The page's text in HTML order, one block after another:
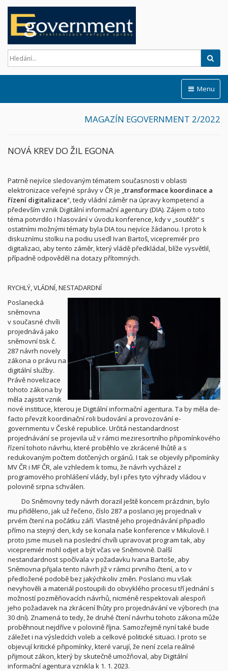
Menu
MAGAZÍN EGOVERNMENT 2/2022
NOVÁ KREV DO ŽIL EGONA
Patrně nejvíce sledovaným tématem současnosti v oblasti
elektronizace veřejné správy v ČR je „transformace koordinace a
řízení digitalizace“, tedy vládní záměr na úpravy kompetencí a
především vznik Digitální informační agentury (DIA). Zájem o toto
téma potvrdilo i hlasování v úvodu konference, kdy v „soutěži“ s
ostatními možnými tématy byla DIA tou nejvíce žádanou. I proto k
diskuznímu stolku na podiu usedl Ivan Bartoš, vicepremiér pro
digitalizaci, aby tento záměr, který vládě předkládal, blíže vysvětlil,
případně odpověděl na dotazy přítomných.
RYCHLÝ, VLÁDNÍ, NESTADARDNÍ
Poslanecká
sněmovna
v současné chvíli
projednává jako
sněmovní tisk č.
287 návrh novely
zákona o právu na
digitální služby.
Právě novelizace
tohoto zákona by
měla zajistit vznik
nové instituce, kterou je Digitální informační agentura. Ta by měla de-
facto převzít koordinační roli budování a provozování e-
governmentu v České republice. Určitá nestandardnost
projednávání se projevila už v rámci meziresortního připomínkového
řízení tohoto návrhu, které proběhlo ve zkrácené lhůtě a s
redukovaným počtem dotčených orgánů. I tak se objevily připomínky
MV ČR i MF ČR, ale vzhledem k tomu, že návrh vycházel z
programového prohlášení vlády, byl i přes tyto výhrady vládou v
polovině srpna schválen.
Do Sněmovny tedy návrh dorazil ještě koncem prázdnin, bylo
mu přiděleno, jak už řečeno, číslo 287 a poslanci jej projednali v
prvém čtení na počátku září. Vlastně jeho projednávání připadlo
přímo na stejný den, kdy se konala naše konference v Mikulově. I
proto jsme museli na poslední chvíli upravovat program tak, aby
vicepremiér mohl odjet a být včas ve Sněmovně. Další
nestandardnost spočívala v požadavku Ivana Bartoše, aby
Sněmovna přijala tento návrh již v rámci prvního čtení, a to v
předložené podobě bez jakýchkoliv změn. Poslanci mu však
nevyhověli a materiál postoupili do obvyklého procesu tří jednání s
možností pozměňovacích návrhů, nicméně respektovali alespoň
jeho požadavek na zkrácení lhůty pro projednávání ve výborech (na
30 dní). Znamená to tedy, že druhé čtení návrhu tohoto zákona může
proběhnout nejdříve v polovině října. Samozřejmě nyní také bude
záležet i na výsledcích voleb a celkové politické situaci. I proto se
objevují kritické připomínky, které varují, že není zcela reálné
přijmout zákon, který by skutečně umožňoval, aby Digitální
informační agentura vznikla k 1. 1. 2023.